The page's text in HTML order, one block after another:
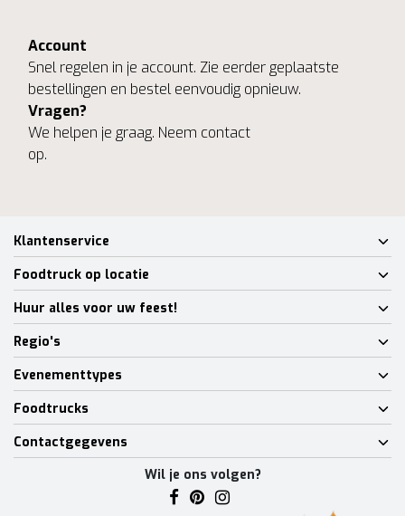
Account
Snel regelen in je account. Zie eerder geplaatste
bestellingen en bestel eenvoudig opnieuw.
Vragen?
We helpen je graag. Neem contact
op.
Klantenservice
Foodtruck op locatie
Huur alles voor uw feest!
Regio's
Evenementtypes
Foodtrucks
Contactgegevens
Wil je ons volgen?